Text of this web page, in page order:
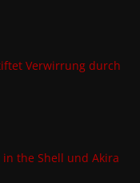
Verwirrung durch
in the Shell und Akira